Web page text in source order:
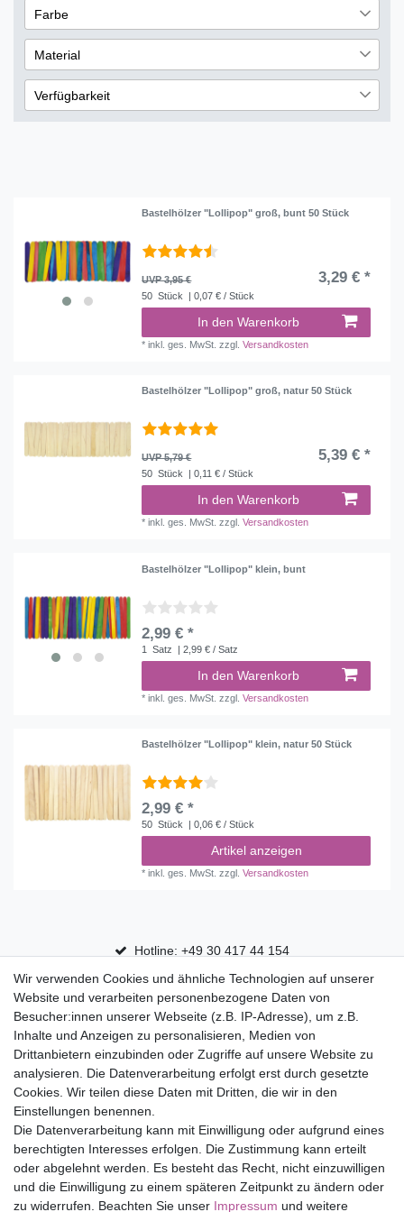
1
€ ― €
Übernehmen
Farbe
Rot
2
Material
Holz
4
Verfügbarkeit
Bastelhölzer "Lollipop" groß, bunt 50 Stück
UVP 3,95 € 3,29 € *
50 Stück | 0,07 € / Stück
In den Warenkorb
*inkl. ges. MwSt. zzgl.Versandkosten
Bastelhölzer "Lollipop" groß, natur 50 Stück
UVP 5,79 € 5,39 € *
50 Stück | 0,11 € / Stück
In den Warenkorb
*inkl. ges. MwSt. zzgl.Versandkosten
Bastelhölzer "Lollipop" klein, bunt
2,99 € *
1 Satz | 2,99 € / Satz
In den Warenkorb
*inkl. ges. MwSt. zzgl.Versandkosten
Bastelhölzer "Lollipop" klein, natur 50 Stück
2,99 € *
50 Stück | 0,06 € / Stück
Artikel anzeigen
*inkl. ges. MwSt. zzgl.Versandkosten
Hotline: +49 30 417 44 154
30 Tage Rückgaberecht
Versandfrei ab 75 € in Deutschland
Top Marken
Eduplay
Folia Bringmann
Shop
Mein Konto
Service
Wir verwenden Cookies und ähnliche Technologien auf unserer
Website und verarbeiten personenbezogene Daten von
Besucher:innen unserer Webseite (z.B. IP-Adresse), um z.B.
Inhalte und Anzeigen zu personalisieren, Medien von
Drittanbietern einzubinden oder Zugriffe auf unsere Website zu
analysieren. Die Datenverarbeitung erfolgt erst durch gesetzte
Cookies. Wir teilen diese Daten mit Dritten, die wir in den
Einstellungen benennen.
Die Datenverarbeitung kann mit Einwilligung oder aufgrund eines
berechtigten Interesses erfolgen. Die Zustimmung kann erteilt
oder abgelehnt werden. Es besteht das Recht, nicht einzuwilligen
und die Einwilligung zu einem späteren Zeitpunkt zu ändern oder
zu widerrufen. Beachten Sie unser Impressum und weitere